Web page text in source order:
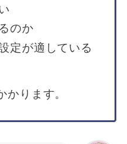
のか
定が適している
かります。